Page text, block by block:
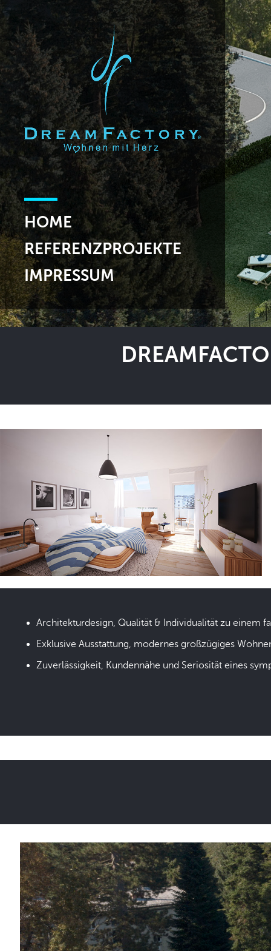
HOME
REFERENZPROJEKTE
IMPRESSUM
Architekturdesign, Qualität & Individualität zu einem
Exklusive Ausstattung, modernes großzügiges
Zuverlässigkeit, Kundennähe und Seriosität eines